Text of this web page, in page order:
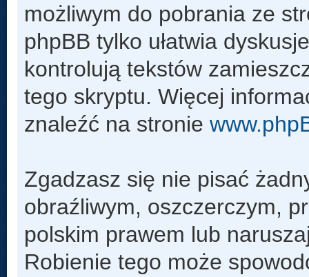
możliwym do pobrania ze
phpBB tylko ułatwia
kontrolują tekstów
tego skryptu. Więcej
znaleźć na stronie
Zgadzasz się nie pisać
obraźliwym, oszczerczym,
polskim prawem lub
Robienie tego może